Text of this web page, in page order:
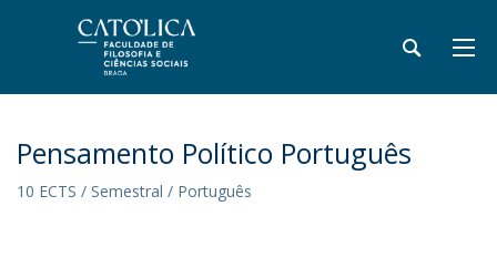
Pensamento Político Português
10 ECTS / Semestral / Português